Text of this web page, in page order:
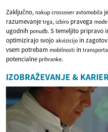
Zaključno, nakup crossover avtomobila
razumevanje trga, izbiro pravega
ugodnih ponudb. S temeljito pripravo
optimizirajo svojo akvizicijo in
vsem potrebam mobilnosti in transporta
potencialne prihranke.
IZOBRAŽEVANJE &